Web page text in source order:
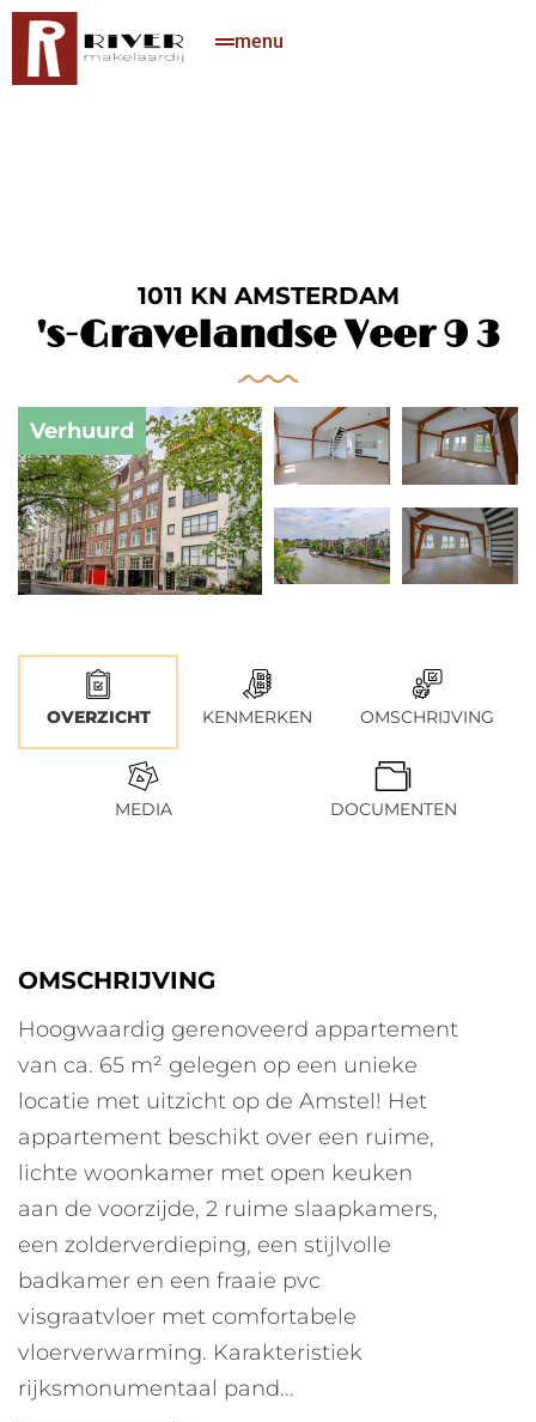
menu
1011 KN AMSTERDAM
's-Gravelandse Veer 9 3
Verhuurd
OVERZICHT KENMERKEN OMSCHRIJVING
MEDIA DOCUMENTEN
OMSCHRIJVING
Hoogwaardig gerenoveerd appartement
van ca. 65 m² gelegen op een unieke
locatie met uitzicht op de Amstel! Het
appartement beschikt over een ruime,
lichte woonkamer met open keuken
aan de voorzijde, 2 ruime slaapkamers,
een zolderverdieping, een stijlvolle
badkamer en een fraaie pvc
visgraatvloer met comfortabele
vloerverwarming. Karakteristiek
rijksmonumentaal pand...